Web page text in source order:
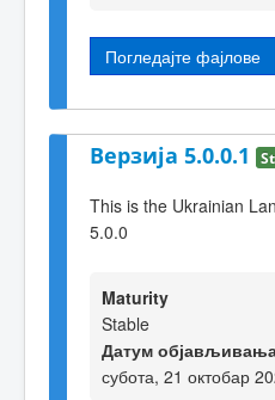
Погледајте фајлове
Верзија 5.0.0.1
This is the Ukrainian
5.0.0
Maturity
Stable
Датум
субота, 21 октобар